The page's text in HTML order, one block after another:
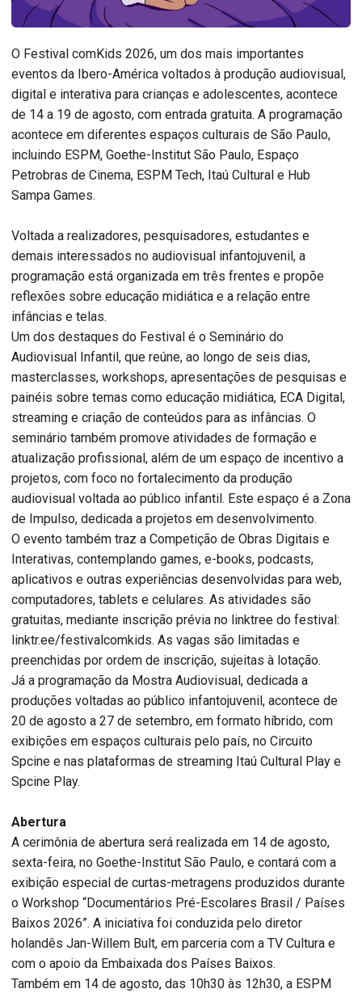
O Festival comKids 2026, um dos mais importantes
eventos da Ibero-América voltados à produção audiovisual,
digital e interativa para crianças e adolescentes, acontece
de 14 a 19 de agosto, com entrada gratuita. A programação
acontece em diferentes espaços culturais de São Paulo,
incluindo ESPM, Goethe-Institut São Paulo, Espaço
Petrobras de Cinema, ESPM Tech, Itaú Cultural e Hub
Sampa Games.
Voltada a realizadores, pesquisadores, estudantes e
demais interessados no audiovisual infantojuvenil, a
programação está organizada em três frentes e propõe
reflexões sobre educação midiática e a relação entre
infâncias e telas.
Um dos destaques do Festival é o Seminário do
Audiovisual Infantil, que reúne, ao longo de seis dias,
masterclasses, workshops, apresentações de pesquisas e
painéis sobre temas como educação midiática, ECA Digital,
streaming e criação de conteúdos para as infâncias. O
seminário também promove atividades de formação e
atualização profissional, além de um espaço de incentivo a
projetos, com foco no fortalecimento da produção
audiovisual voltada ao público infantil. Este espaço é a Zona
de Impulso, dedicada a projetos em desenvolvimento.
O evento também traz a Competição de Obras Digitais e
Interativas, contemplando games, e-books, podcasts,
aplicativos e outras experiências desenvolvidas para web,
computadores, tablets e celulares. As atividades são
gratuitas, mediante inscrição prévia no linktree do festival:
linktr.ee/festivalcomkids. As vagas são limitadas e
preenchidas por ordem de inscrição, sujeitas à lotação.
Já a programação da Mostra Audiovisual, dedicada a
produções voltadas ao público infantojuvenil, acontece de
20 de agosto a 27 de setembro, em formato híbrido, com
exibições em espaços culturais pelo país, no Circuito
Spcine e nas plataformas de streaming Itaú Cultural Play e
Spcine Play.
Abertura
A cerimônia de abertura será realizada em 14 de agosto,
sexta-feira, no Goethe-Institut São Paulo, e contará com a
exibição especial de curtas-metragens produzidos durante
o Workshop “Documentários Pré-Escolares Brasil / Países
Baixos 2026”. A iniciativa foi conduzida pelo diretor
holandês Jan-Willem Bult, em parceria com a TV Cultura e
com o apoio da Embaixada dos Países Baixos.
Também em 14 de agosto, das 10h30 às 12h30, a ESPM